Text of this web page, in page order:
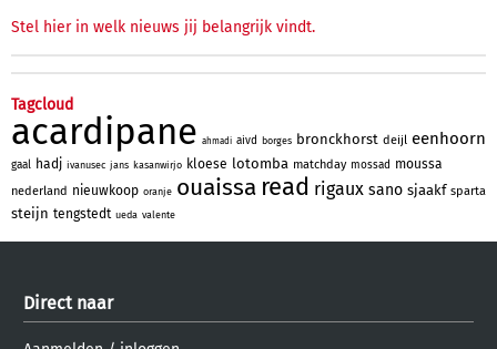
Stel hier in welk nieuws jij belangrijk vindt.
Tagcloud
acardipane ahmadi aivd borges bronckhorst deijl eenhoorn
gaal hadj ivanusec jans kasanwirjo kloese lotomba matchday mossad moussa
nederland nieuwkoop oranje ouaissa read rigaux sano sjaakf sparta
steijn tengstedt ueda valente
Direct naar